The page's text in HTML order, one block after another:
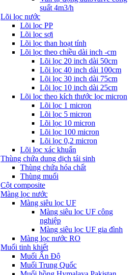
suất 4m3/h
Lõi lọc nước
Lõi lọc PP
Lõi lọc sợi
Lõi lọc than hoạt tính
Lõi lọc theo chiều dài inch -cm
Lõi lọc 20 inch dài 50cm
Lõi lọc 40 inch dài 100cm
Lõi lọc 30 inch dài 75cm
Lõi lọc 10 inch dài 25cm
Lõi lọc theo kích thước lọc micron
Lõi lọc 1 micron
Lõi lọc 5 micron
Lõi lọc 10 micron
Lõi lọc 100 micron
Lõi lọc 0,2 micron
Lõi lọc xác khuẩn
Thùng chứa dung dịch tái sinh
Thùng chứa hóa chất
Thùng muối
Cột composite
Màng lọc nước
Màng siêu lọc UF
Màng siêu lọc UF công
nghiệp
Màng siêu lọc UF gia đình
Màng lọc nước RO
Muối tinh khiết
Muối Ấn Độ
Muối Trung Quốc